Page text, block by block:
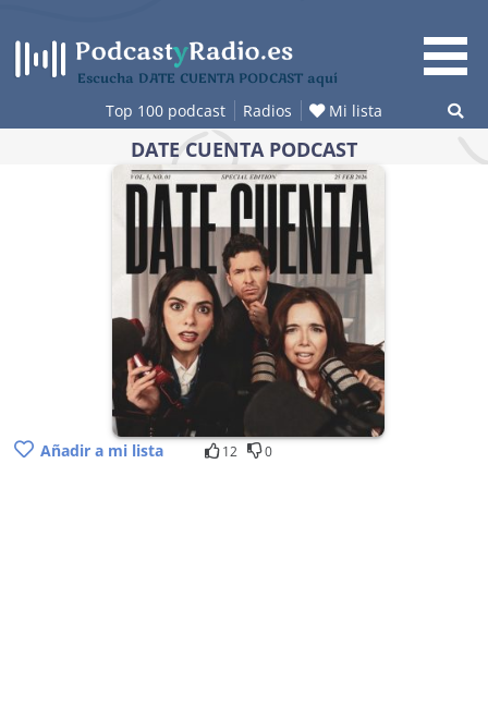
contenido
Escucha DATE CUENTA PODCAST aquí
Top 100 podcast Radios Mi lista
DATE CUENTA PODCAST
Añadir a mi lista 12 0